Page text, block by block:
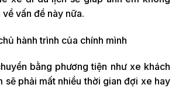
vấn đề này nữa.
hành trình của chính mình
bằng phương tiện như xe khách
sẽ phải mất nhiều thời gian đợi xe hay